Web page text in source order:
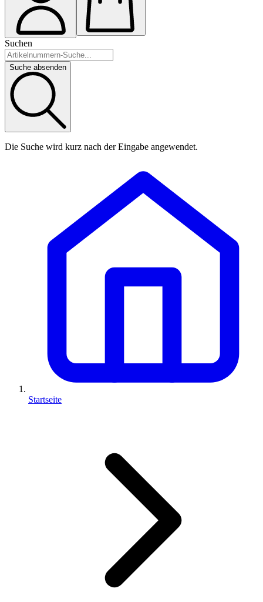
Suchen
Suche absenden
Die Suche wird kurz nach der Eingabe angewendet.
Startseite